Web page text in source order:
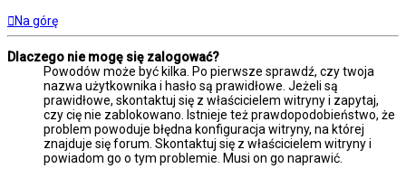
Na górę
Dlaczego nie mogę się zalogować?
Powodów może być kilka. Po pierwsze sprawdź, czy twoja
nazwa użytkownika i hasło są prawidłowe. Jeżeli są
prawidłowe, skontaktuj się z właścicielem witryny i zapytaj,
czy cię nie zablokowano. Istnieje też prawdopodobieństwo, że
problem powoduje błędna konfiguracja witryny, na której
znajduje się forum. Skontaktuj się z właścicielem witryny i
powiadom go o tym problemie. Musi on go naprawić.